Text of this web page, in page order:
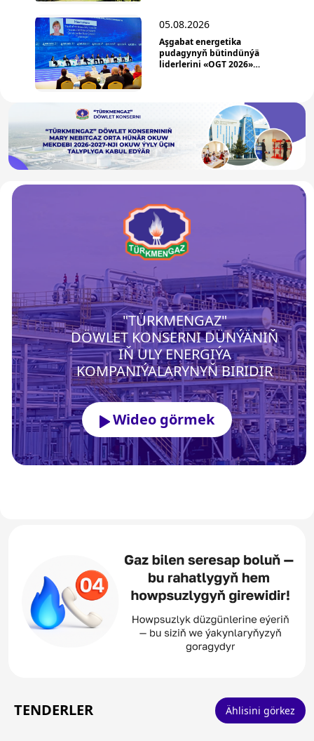
05.08.2026
Aşgabat energetika
pudagynyň bütindünýä
liderlerini «OGT 2026»
"TÜRKMENGAZ"
DÖWLET KONSERNI DÜNÝÄNIŇ
IŇ ULY ENERGIÝA
KOMPANIÝALARYNYŇ BIRIDIR
Wideo görmek
TENDERLER Ählisini görkez